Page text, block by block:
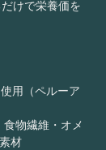
けで栄養価を
用（ペルーア
物繊維・オメ
材